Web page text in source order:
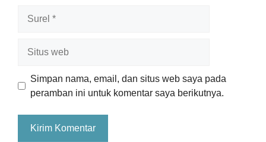
Simpan nama, email, dan situs web saya pada
peramban ini untuk komentar saya berikutnya.